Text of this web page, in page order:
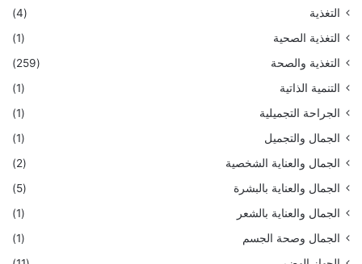
التغذية
(4)
التغذية الصحية
(1)
التغذية والصحة
(259)
التنمية الذاتية
(1)
الجراحة التجميلية
(1)
الجمال والتجميل
(1)
الجمال والعناية الشخصية
(2)
الجمال والعناية بالبشرة
(5)
الجمال والعناية بالشعر
(1)
الجمال وصحة الجسم
(1)